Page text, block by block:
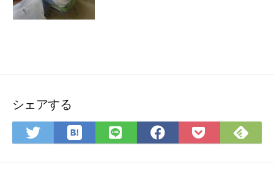
シェアする
Twitter
で
は
て
LINE
で
Facebook
で
Pocket
に
で